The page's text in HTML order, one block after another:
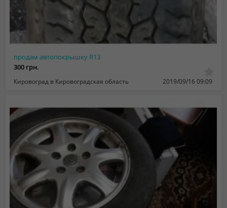
продам автопокрышку R13
300 грн.
Кировоград в Кировоградская область 2019/09/16 09:09